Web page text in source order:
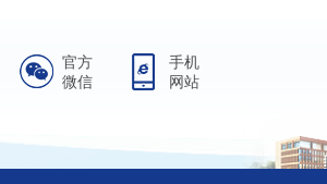
官方
微信
手机
网站